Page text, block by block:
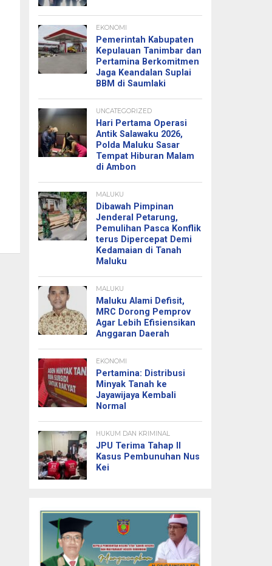
EKONOMI
Pemerintah Kabupaten
Kepulauan Tanimbar dan
Pertamina Berkomitmen
Jaga Keandalan Suplai
BBM di Saumlaki
UNCATEGORIZED
Hari Pertama Operasi
Antik Salawaku 2026,
Polda Maluku Sasar
Tempat Hiburan Malam
di Ambon
MALUKU
Dibawah Pimpinan
Jenderal Petarung,
Pemulihan Pasca Konflik
terus Dipercepat Demi
Kedamaian di Tanah
Maluku
MALUKU
Maluku Alami Defisit,
MRC Dorong Pemprov
Agar Lebih Efisiensikan
Anggaran Daerah
EKONOMI
Pertamina: Distribusi
Minyak Tanah ke
Jayawijaya Kembali
Normal
HUKUM DAN KRIMINAL
JPU Terima Tahap II
Kasus Pembunuhan Nus
Kei